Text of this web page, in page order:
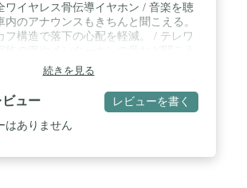
ワイヤレス骨伝導イヤホン / 音楽を聴
内のアナウンスもきちんと聞こえる。
フ構造で落下の心配を軽減。 / テレワ
汗をかいても蒸れない快適な付け心
きながら環境音も聞こえるので外でも
続きを見る
ュー レビューを書く
はありません